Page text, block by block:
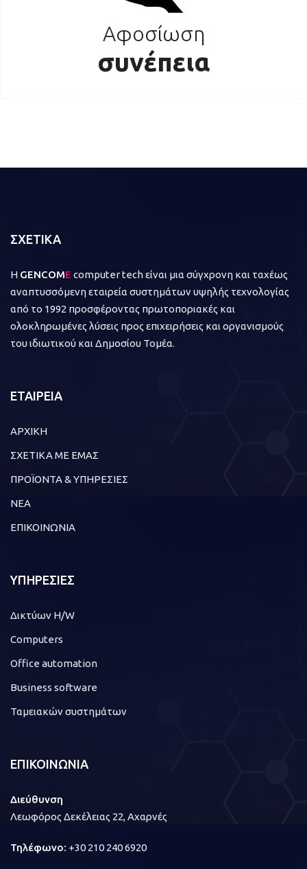
Αφοσίωση
συνέπεια
ΣΧΕΤΙΚΑ
Η GENCOME computer tech είναι μια σύγχρονη και ταχέως
αναπτυσσόμενη εταιρεία συστημάτων υψηλής τεχνολογίας
από το 1992 προσφέροντας πρωτοποριακές και
ολοκληρωμένες λύσεις προς επιχειρήσεις και οργανισμούς
του ιδιωτικού και Δημοσίου Τομέα.
ΕΤΑΙΡΕΙΑ
ΑΡΧΙΚΗ
ΣΧΕΤΙΚΑ ΜΕ ΕΜΑΣ
ΠΡΟΪΟΝΤΑ & ΥΠΗΡΕΣΙΕΣ
ΝΕΑ
ΕΠΙΚΟΙΝΩΝΙΑ
ΥΠΗΡΕΣΙΕΣ
Δικτύων H/W
Computers
Office automation
Business software
Ταμειακών συστημάτων
ΕΠΙΚΟΙΝΩΝΙΑ
Διεύθυνση
Λεωφόρος Δεκέλειας 22, Αχαρνές
Τηλέφωνο: +30 210 240 6920